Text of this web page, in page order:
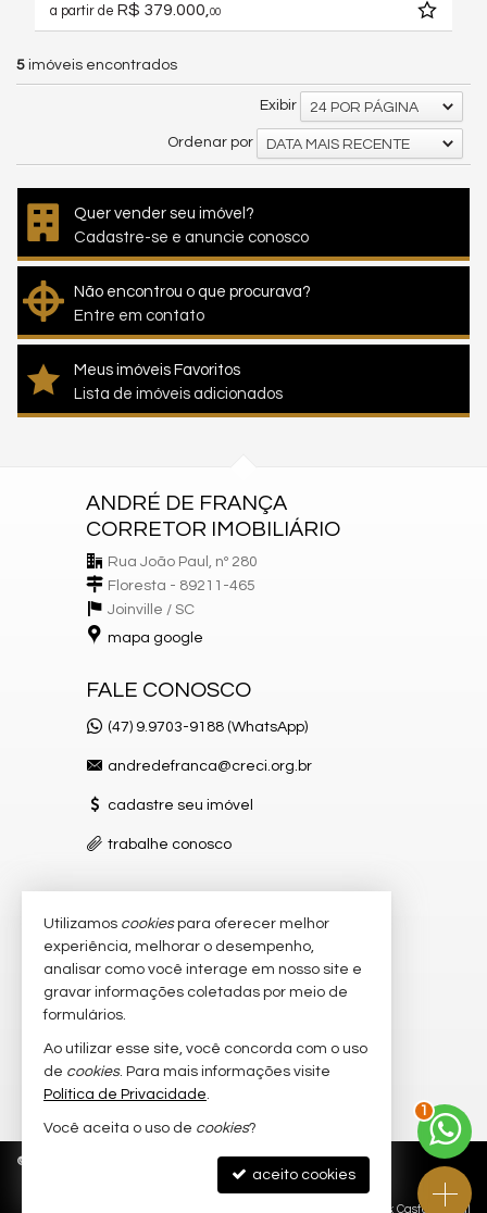
a partir de R$ 379.000, 00
5 imóveis encontrados
Exibir 24 POR PÁGINA
Ordenar por DATA MAIS RECENTE
Quer vender seu imóvel?
Cadastre-se e anuncie conosco
Não encontrou o que procurava?
Entre em contato
Meus imóveis Favoritos
Lista de imóveis adicionados
ANDRÉ DE FRANÇA
CORRETOR IMOBILIÁRIO
Rua João Paul, nº 280
Floresta - 89211-465
Joinville / SC
mapa google
FALE CONOSCO
(47) 9.9703-9188 (WhatsApp)
andredefranca@creci.org.br
cadastre seu imóvel
trabalhe conosco
VEJA MAIS
receba nosso newsletter
imóveis favoritos
mapa de imóveis
© Política de Privacidade
Site para imobiliárias: Castel Digital
2
Utilizamos cookiespara oferecer melhor
experiência, melhorar o desempenho,
analisar como você interage em nosso site e
gravar informações coletadas por meio de
formulários.
Ao utilizar esse site, você concorda com o uso
de cookies. Para mais informações visite
Política de Privacidade.
Você aceita o uso de cookies?
aceito cookies